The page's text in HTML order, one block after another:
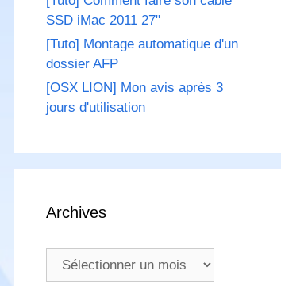
SSD iMac 2011 27"
[Tuto] Montage automatique d'un
dossier AFP
[OSX LION] Mon avis après 3
jours d'utilisation
Archives
Archives